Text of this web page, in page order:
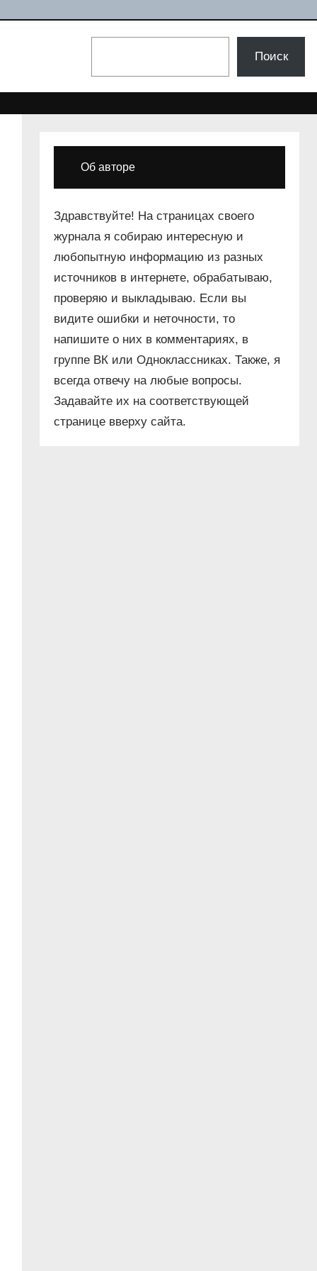
Поиск
Об авторе
Здравствуйте! На страницах своего
журнала я собираю интересную и
любопытную информацию из разных
источников в интернете, обрабатываю,
проверяю и выкладываю. Если вы
видите ошибки и неточности, то
напишите о них в комментариях, в
группе ВК или Одноклассниках. Также, я
всегда отвечу на любые вопросы.
Задавайте их на соответствующей
странице вверху сайта.